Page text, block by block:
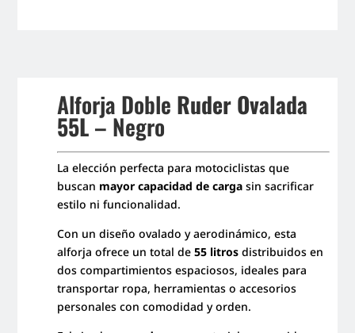
Alforja Doble Ruder Ovalada
55L– Negro
La elección perfecta para motociclistas que
buscan mayor capacidad de carga sin sacrificar
estilo ni funcionalidad.
Con un diseño ovalado y aerodinámico, esta
alforja ofrece un total de55 litros distribuidos en
dos compartimientos espaciosos, ideales para
transportar ropa, herramientas o accesorios
personales con comodidad y orden.